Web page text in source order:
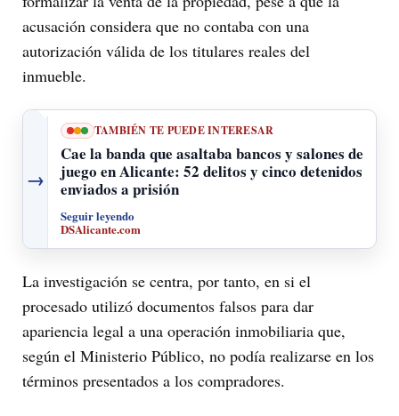
acusación considera que no contaba con una
autorización válida de los titulares reales del
inmueble.
→
TAMBIÉN TE PUEDE INTERESAR
Cae la banda que asaltaba bancos y salones de
juego en Alicante: 52 delitos y cinco detenidos
enviados a prisión
Seguir leyendo
DSAlicante.com
La investigación se centra, por tanto, en si el
procesado utilizó documentos falsos para dar
apariencia legal a una operación inmobiliaria que,
según el Ministerio Público, no podía realizarse en los
términos presentados a los compradores.